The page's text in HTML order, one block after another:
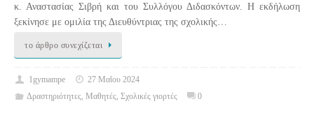
κ. Αναστασίας Σιβρή και του Συλλόγου Διδασκόντων. Η εκδήλωση
ξεκίνησε με ομιλία της Διευθύντριας της σχολικής…
το άρθρο συνεχίζεται
1gymampe
27 Μαΐου 2024
Δραστηριότητες, Μαθητές, Σχολικές γιορτές 0